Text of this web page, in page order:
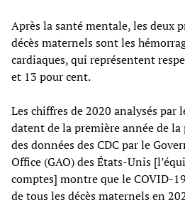
Après la santé mentale, les deux
décès maternels sont les
cardiaques, qui représentent
et 13 pour cent.
Les chiffres de 2020 analysés par
datent de la première année de la
des données des CDC par le
Office (GAO) des États-Unis
comptes] montre que le COVID-
de tous les décès maternels en